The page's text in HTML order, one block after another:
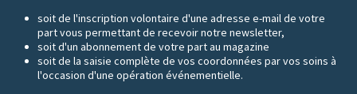
soit de l'inscription volontaire d'une adresse e-mail de votre
part vous permettant de recevoir notre newsletter,
soit d'un abonnement de votre part au magazine
soit de la saisie complète de vos coordonnées par vos soins à
l'occasion d'une opération événementielle.